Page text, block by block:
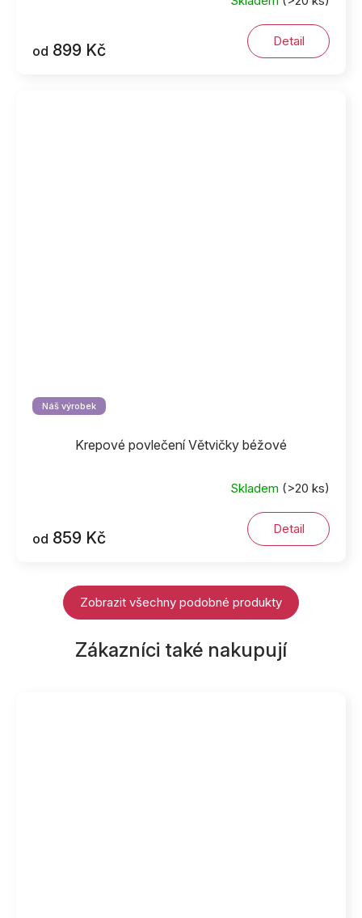
od 899 Kč Detail
Náš výrobek
Krepové povlečení Větvičky béžové
Skladem (>20 ks)
od 859 Kč Detail
Zobrazit všechny podobné produkty
Zákazníci také nakupují